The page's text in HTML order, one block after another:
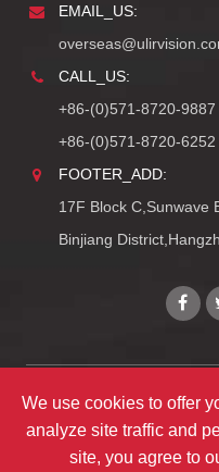
EMAIL_US:
CALL_US:
+86-(0)571-8720-9887
+86-(0)571-8720-6252
FOOTER_ADD:
17F Block C,Sunwave
Binjiang
Copyright© Zhejiang
We use cookies to offer
analyze site traffic and
site, you agree to